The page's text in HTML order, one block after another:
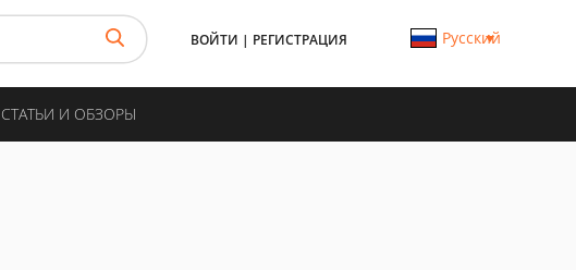
ВОЙТИ | РЕГИСТРАЦИЯ Русский
СТАТЬИ И ОБЗОРЫ